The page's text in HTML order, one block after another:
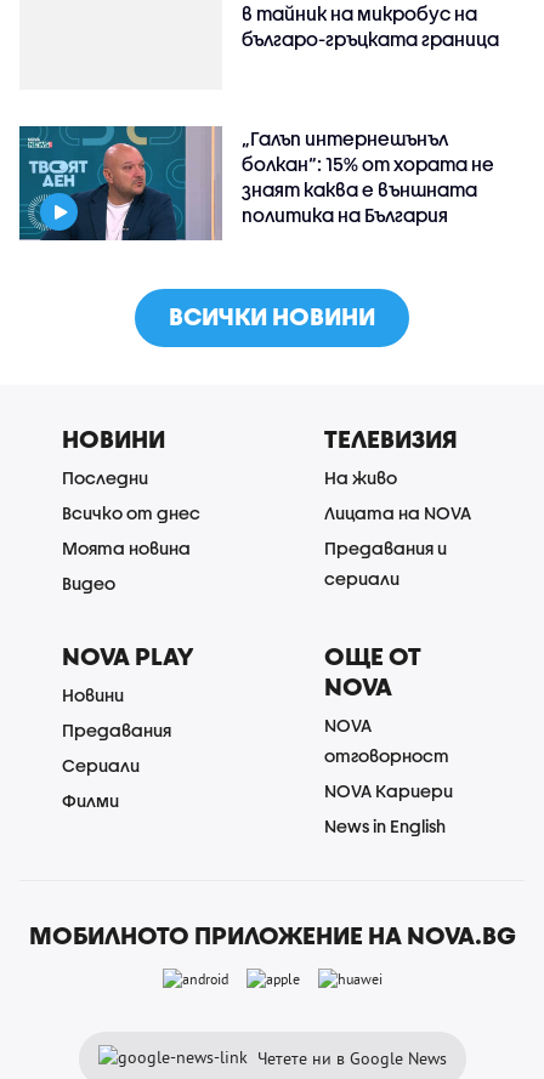
в тайник на микробус на
българо-гръцката граница
„Галъп интернешънъл
болкан“: 15% от хората не
знаят каква е външната
политика на България
ВСИЧКИ НОВИНИ
НОВИНИ
Последни
Всичко от днес
Моята новина
Видео
ТЕЛЕВИЗИЯ
На живо
Лицата на NOVA
Предавания и
сериали
NOVA PLAY
Новини
Предавания
Сериали
Филми
ОЩЕ ОТ
NOVA
NOVA
отговорност
NOVA Кариери
News in English
МОБИЛНОТО ПРИЛОЖЕНИЕ НА NOVA.BG
Четете ни в Google News